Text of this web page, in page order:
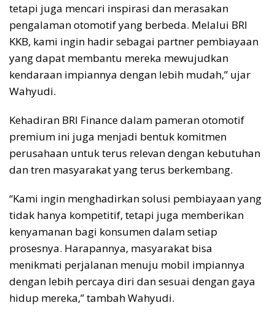
tetapi juga mencari inspirasi dan merasakan
pengalaman otomotif yang berbeda. Melalui BRI
KKB, kami ingin hadir sebagai partner pembiayaan
yang dapat membantu mereka mewujudkan
kendaraan impiannya dengan lebih mudah,” ujar
Wahyudi.
Kehadiran BRI Finance dalam pameran otomotif
premium ini juga menjadi bentuk komitmen
perusahaan untuk terus relevan dengan kebutuhan
dan tren masyarakat yang terus berkembang.
“Kami ingin menghadirkan solusi pembiayaan yang
tidak hanya kompetitif, tetapi juga memberikan
kenyamanan bagi konsumen dalam setiap
prosesnya. Harapannya, masyarakat bisa
menikmati perjalanan menuju mobil impiannya
dengan lebih percaya diri dan sesuai dengan gaya
hidup mereka,” tambah Wahyudi.